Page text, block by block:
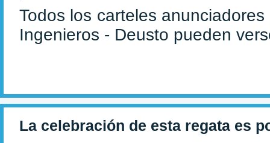
Todos los carteles
Ingenieros - Deusto pueden
La celebración de esta regata es